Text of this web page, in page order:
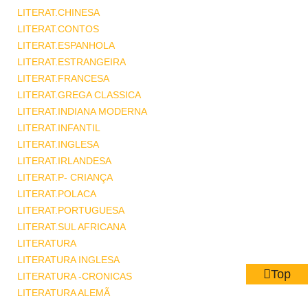
LITERAT.CHINESA
LITERAT.CONTOS
LITERAT.ESPANHOLA
LITERAT.ESTRANGEIRA
LITERAT.FRANCESA
LITERAT.GREGA CLASSICA
LITERAT.INDIANA MODERNA
LITERAT.INFANTIL
LITERAT.INGLESA
LITERAT.IRLANDESA
LITERAT.P- CRIANÇA
LITERAT.POLACA
LITERAT.PORTUGUESA
LITERAT.SUL AFRICANA
LITERATURA
LITERATURA INGLESA
LITERATURA -CRONICAS
LITERATURA ALEMÃ
Top